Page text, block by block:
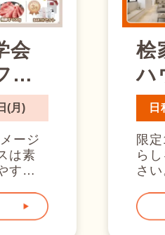
の構
ら
を凝
いま
が低
た。
の電気
家
く
らすこと
うに
す！ 賃貸アパートは利益
た
いですし
気
つ
代よ
つ
が安く
か？ こちらが実際の電気
す。 Z空調こんな人におすす
会
ト
！
(月)
桧
ハ
生日
限定1
ら
さい。 ※集合場所：
ます。 詳細は下記よ
問い